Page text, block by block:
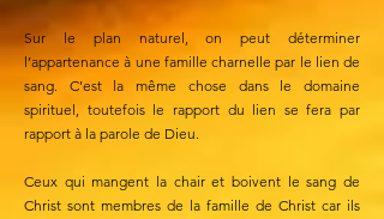
Sur le plan naturel, on peut déterminer
l’appartenance à une famille charnelle par le lien de
sang. C’est la même chose dans le domaine
spirituel, toutefois le rapport du lien se fera par
rapport à la parole de Dieu.
Ceux qui mangent la chair et boivent le sang de
Christ sont membres de la famille de Christ car ils